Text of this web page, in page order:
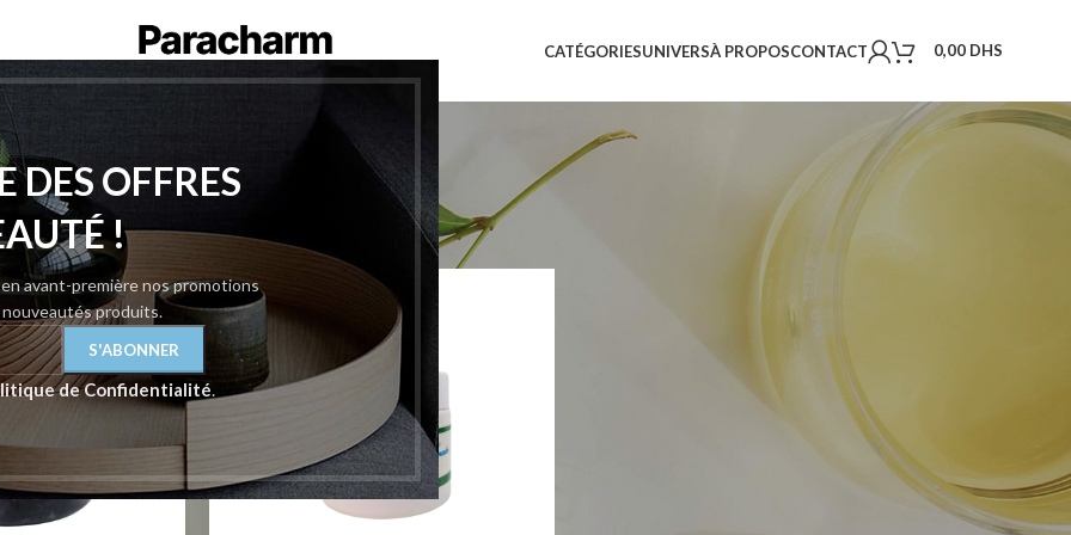
DES OFFRES
!
avant-première nos promotions
produits.
de Confidentialité.
CATÉGORIESUNIVERSÀ PROPOSCONTACT 0,00 DHS
Keracor
Afficher 9 12